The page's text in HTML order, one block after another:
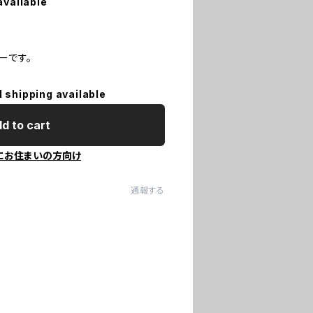
す。
shipping available
to cart
お住まいの方向け
通報する